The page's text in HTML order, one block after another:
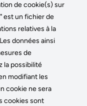
de cookie(s) sur
est un fichier de
relatives à la
données ainsi
de
la possibilité
modifiant les
cookie ne sera
cookies sont